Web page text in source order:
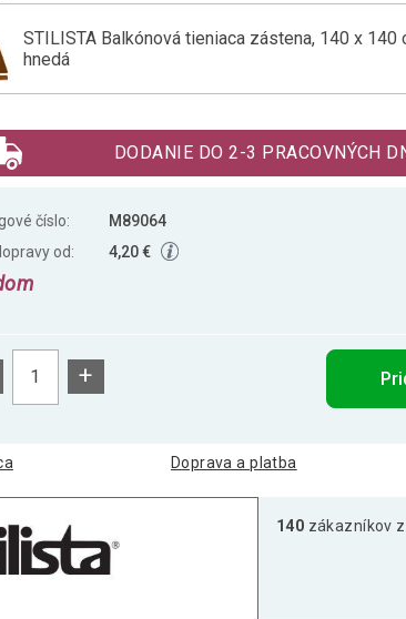
STILISTA Balkónová tieniaca zástena, 140 x 140
hnedá
STILISTA Balkónová tieniaca zástena, 140 x 140
DODANIE DO 2-3 PRACOVNÝCH
číslo:
M89064
od:
4,20 €
+
Doprava a platba
140 zákazníkov